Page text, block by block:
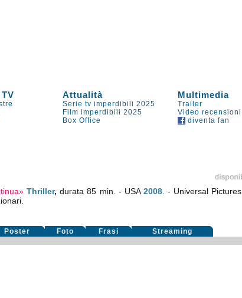
Attualità Multimedia
Serie tv imperdibili 2025 Trailer
Film imperdibili 2025 Video recensioni
Box Office diventa fan
Thriller,durata 85 min. - USA2008 . - Universal Pictures
Poster Foto Frasi Streaming